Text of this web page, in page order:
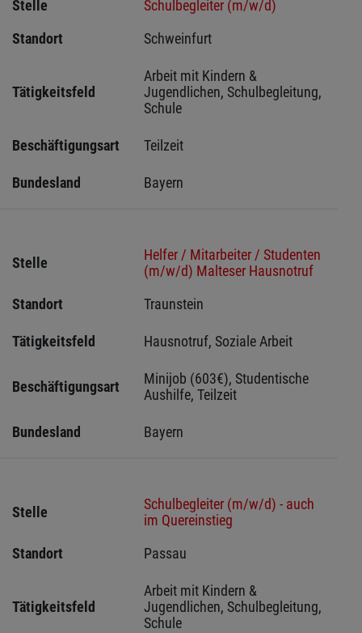
Stelle
Schulbegleiter (m/w/d)
Standort
Schweinfurt
Tätigkeitsfeld
Arbeit mit Kindern &
Jugendlichen, Schulbegleitung,
Schule
Beschäftigungsart Teilzeit
Bundesland Bayern
Stelle
Helfer / Mitarbeiter / Studenten
(m/w/d) Malteser Hausnotruf
Standort
Traunstein
Tätigkeitsfeld Hausnotruf, Soziale Arbeit
Beschäftigungsart
Minijob (603€), Studentische
Aushilfe, Teilzeit
Bundesland Bayern
Stelle
Schulbegleiter (m/w/d) - auch
im Quereinstieg
Standort
Passau
Tätigkeitsfeld
Arbeit mit Kindern &
Jugendlichen, Schulbegleitung,
Schule